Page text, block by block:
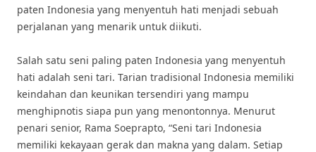
paten Indonesia yang menyentuh hati menjadi sebuah
perjalanan yang menarik untuk diikuti.
Salah satu seni paling paten Indonesia yang menyentuh
hati adalah seni tari. Tarian tradisional Indonesia memiliki
keindahan dan keunikan tersendiri yang mampu
menghipnotis siapa pun yang menontonnya. Menurut
penari senior, Rama Soeprapto, “Seni tari Indonesia
memiliki kekayaan gerak dan makna yang dalam. Setiap